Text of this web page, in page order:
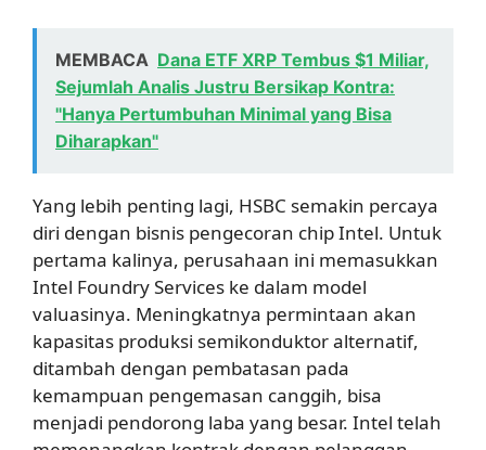
MEMBACA Dana ETF XRP Tembus $1 Miliar,
Sejumlah Analis Justru Bersikap Kontra:
"Hanya Pertumbuhan Minimal yang Bisa
Diharapkan"
Yang lebih penting lagi, HSBC semakin percaya
diri dengan bisnis pengecoran chip Intel. Untuk
pertama kalinya, perusahaan ini memasukkan
Intel Foundry Services ke dalam model
valuasinya. Meningkatnya permintaan akan
kapasitas produksi semikonduktor alternatif,
ditambah dengan pembatasan pada
kemampuan pengemasan canggih, bisa
menjadi pendorong laba yang besar. Intel telah